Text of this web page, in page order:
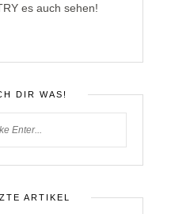
es auch sehen!
DIR WAS!
ARTIKEL